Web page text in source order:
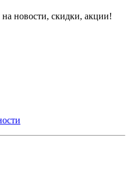
новости, скидки, акции!